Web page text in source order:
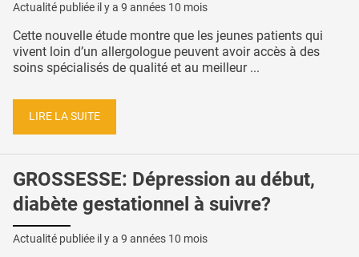
Actualité publiée il y a 9 années 10 mois
Cette nouvelle étude montre que les jeunes patients qui
vivent loin d’un allergologue peuvent avoir accès à des
soins spécialisés de qualité et au meilleur ...
LIRE LA SUITE
GROSSESSE: Dépression au début,
diabète gestationnel à suivre?
Actualité publiée il y a 9 années 10 mois